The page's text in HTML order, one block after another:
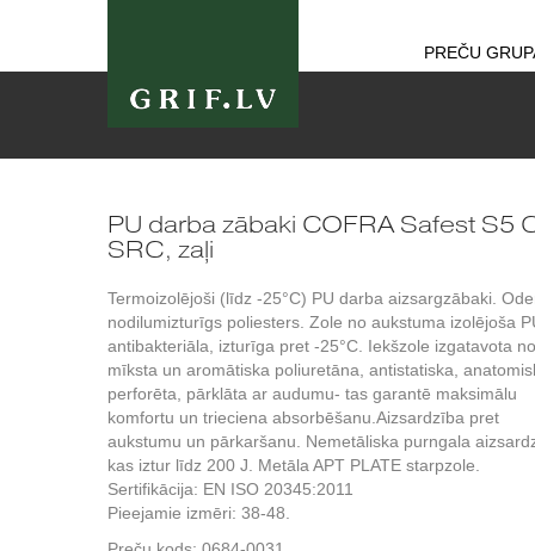
PREČU
PU darba zābaki COFRA Safest S5
SRC, zaļi
Termoizolējoši (līdz -25°C) PU darba aizsargzābaki.
nodilumizturīgs poliesters. Zole no aukstuma izolējoša
antibakteriāla, izturīga pret -25°C. Iekšzole izgatavota no
mīksta un aromātiska poliuretāna, antistatiska,
perforēta, pārklāta ar audumu- tas garantē maksimālu
komfortu un trieciena absorbēšanu.Aizsardzība pret
aukstumu un pārkaršanu. Nemetāliska purngala
kas iztur līdz 200 J. Metāla APT PLATE starpzole.
Sertifikācija: EN ISO 20345:2011
Pieejamie izmēri: 38-48.